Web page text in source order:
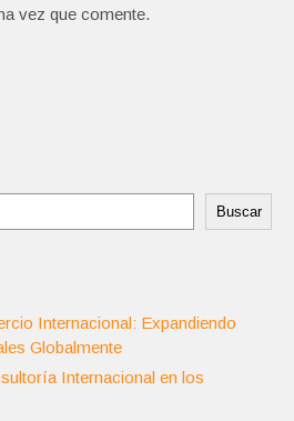
vez que comente.
Buscar
Internacional: Expandiendo
Globalmente
Internacional en los